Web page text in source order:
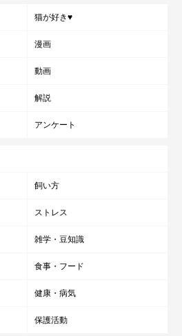
猫が好き♥
漫画
動画
解説
アンケート
飼い方
ストレス
雑学・豆知識
食事・フード
健康・病気
保護活動